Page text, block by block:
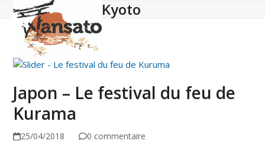
Skip
content
Open
mobile
menu
Close
mobile
menu
Kyoto
Japon – Le festival du feu de
Kurama
25/04/2018 0 commentaire